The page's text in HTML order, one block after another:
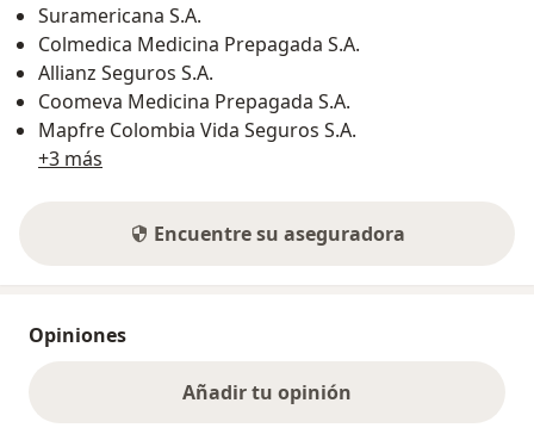
Suramericana S.A.
Colmedica Medicina Prepagada S.A.
Allianz Seguros S.A.
Coomeva Medicina Prepagada S.A.
Mapfre Colombia Vida Seguros S.A.
+3 más
Encuentre su aseguradora
Opiniones
Añadir tu opinión